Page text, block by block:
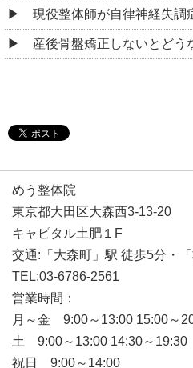
現役整体師が自律神経失調
産後骨盤矯正しないとどう
めう整体院
東京都大田区大森西3-13-20
キャピタル土肥１F
交通:「大森町」駅 徒歩5分・
TEL:03-6786-2561
営業時間：
月～金 9:00～13:00 15:00～
土 9:00～13:00 14:30～19:30
祝日 9:00～14:00